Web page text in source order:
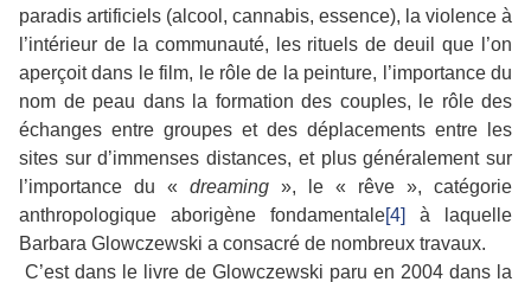
paradis artificiels (alcool, cannabis, essence), la violence à
l’intérieur de la communauté, les rituels de deuil que l’on
aperçoit dans le film, le rôle de la peinture, l’importance du
nom de peau dans la formation des couples, le rôle des
échanges entre groupes et des déplacements entre les
sites sur d’immenses distances, et plus généralement sur
l’importance du « dreaming », le « rêve », catégorie
anthropologique aborigène fondamentale[4]
à laquelle
Barbara Glowczewski a consacré de nombreux travaux.
C’est dans le livre de Glowczewski paru en 2004 dans la